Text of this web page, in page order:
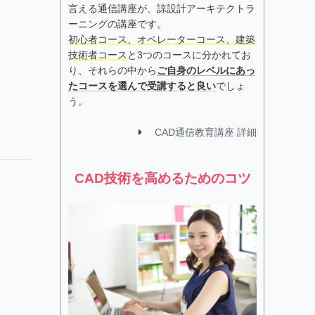
言える通信講座が、諒設計アーキテクトラ
ーニングの講座です。
初心者コース、オペレーターコース、建築
技術者コース と3つのコースに分かれてお
り、それらの中からご自身のレベルにあっ
たコースを選んで受講すると良いでしょ
う。
CAD通信教育講座 詳細
CAD技術を高めるためのコツ